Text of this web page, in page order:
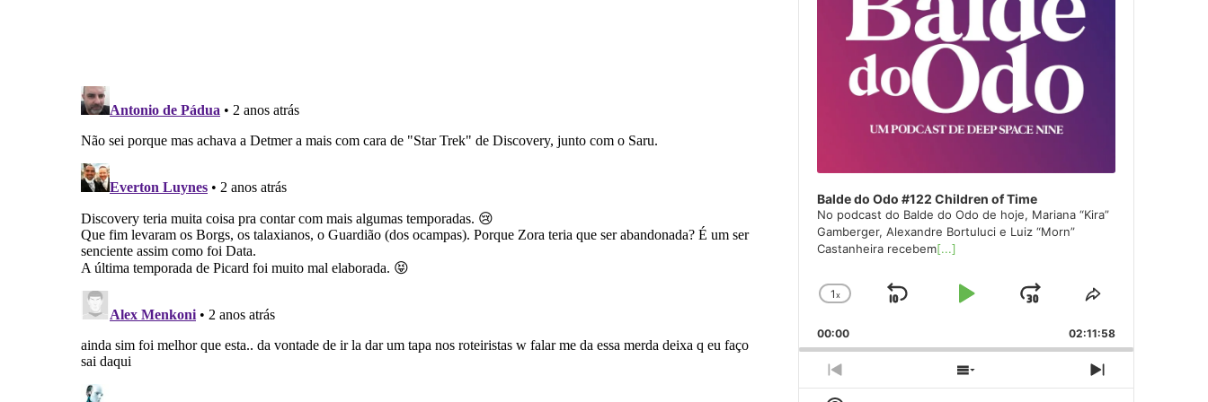
Balde do Odo #122 Children of Time
No podcast do Balde do Odo de hoje, Mariana “Kira”
Gamberger, Alexandre Bortuluci e Luiz “Morn”
Castanheira recebem[...]
Change
Rate
1x
Skip
Play
Jump
Forward
Share
Episode
00:00 02:11:58
Previous
Episode
Show
Next